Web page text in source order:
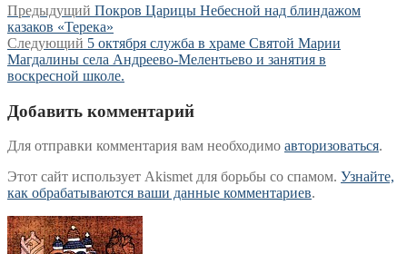
Навигация
по
записям
Предыдущий Предыдущая
запись:
Покров Царицы Небесной над блиндажом
казаков «Терека»
Следующий Следующая
запись:
5 октября служба в храме Святой Марии
Магдалины села Андреево-Мелентьево и занятия в
воскресной школе.
Добавить комментарий
Для отправки комментария вам необходимо авторизоваться.
Этот сайт использует Akismet для борьбы со спамом. Узнайте,
как обрабатываются ваши данные комментариев.